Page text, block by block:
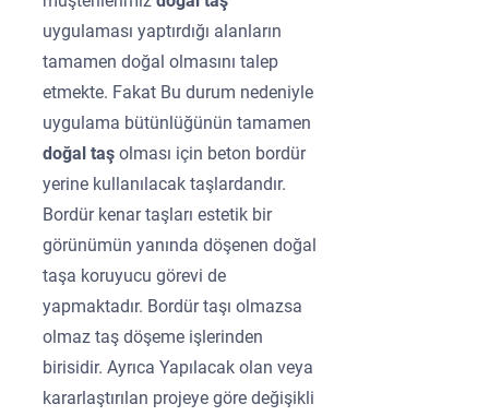
uygulaması yaptırdığı alanların
tamamen doğal olmasını talep
etmekte. Fakat Bu durum nedeniyle
uygulama bütünlüğünün tamamen
doğal taşolması için beton bordür
yerine kullanılacak taşlardandır.
Bordür kenar taşları estetik bir
görünümün yanında döşenen doğal
taşa koruyucu görevi de
yapmaktadır. Bordür taşı olmazsa
olmaz taş döşeme işlerinden
birisidir. Ayrıca Yapılacak olan veya
kararlaştırılan projeye göre değişikli